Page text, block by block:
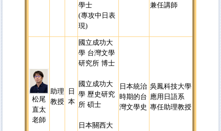
學士
(專攻中日表
現)
兼任講師
松尾
直太
老師
助理
教授
日
本
國立成功大
學 台灣文學
研究所 博士
國立成功大
學 歷史研究
所 碩士
日本關西大
日本統治
時期的台
灣文學史
吳鳳科技大學
應用日語系
專任助理教授